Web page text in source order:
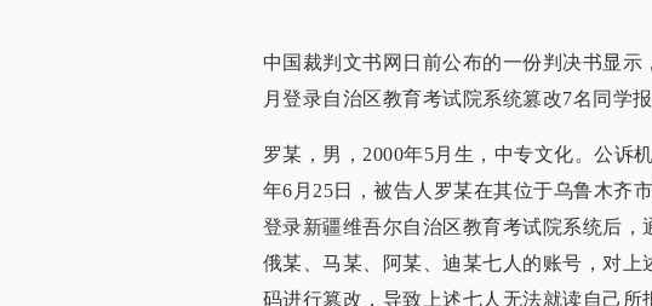
中国裁判文书网日前公布的一份判决书显
月登录自治区教育考试院系统篡改7名同学
罗某，男，2000年5月生，中专文化。公诉
年6月25日，被告人罗某在其位于乌鲁木齐
登录新疆维吾尔自治区教育考试院系统后，
俄某、马某、阿某、迪某七人的账号，对
码进行篡改，导致上述七人无法就读自己所